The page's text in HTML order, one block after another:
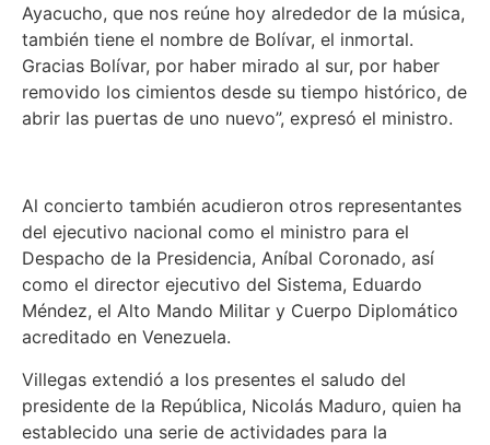
Ayacucho, que nos reúne hoy alrededor de la música,
también tiene el nombre de Bolívar, el inmortal.
Gracias Bolívar, por haber mirado al sur, por haber
removido los cimientos desde su tiempo histórico, de
abrir las puertas de uno nuevo”, expresó el ministro.
Al concierto también acudieron otros representantes
del ejecutivo nacional como el ministro para el
Despacho de la Presidencia, Aníbal Coronado, así
como el director ejecutivo del Sistema, Eduardo
Méndez, el Alto Mando Militar y Cuerpo Diplomático
acreditado en Venezuela.
Villegas extendió a los presentes el saludo del
presidente de la República, Nicolás Maduro, quien ha
establecido una serie de actividades para la